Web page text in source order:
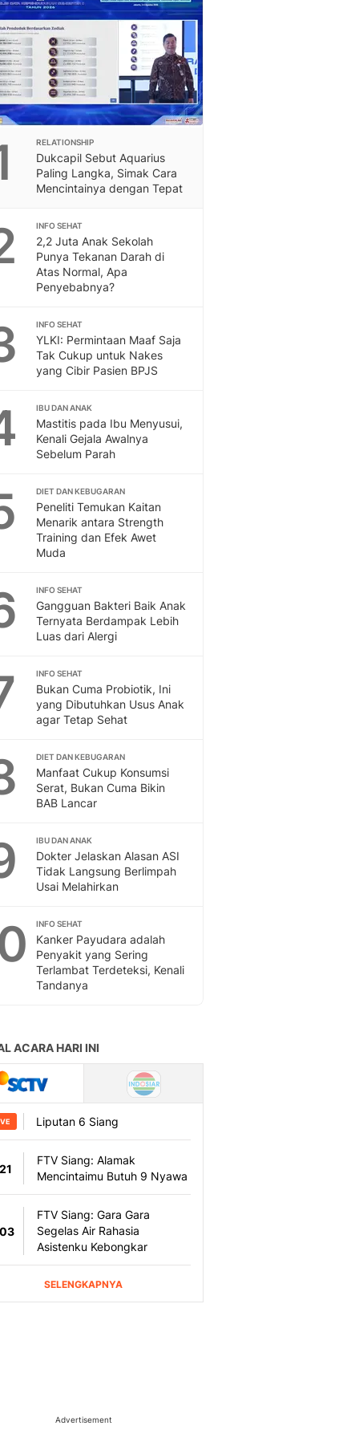
RELATIONSHIP
Dukcapil Sebut Aquarius
Paling Langka, Simak Cara
Mencintainya dengan Tepat
INFO SEHAT
2,2 Juta Anak Sekolah
Punya Tekanan Darah di
Atas Normal, Apa
Penyebabnya?
INFO SEHAT
YLKI: Permintaan Maaf Saja
Tak Cukup untuk Nakes
yang Cibir Pasien BPJS
IBU DAN ANAK
Mastitis pada Ibu Menyusui,
Kenali Gejala Awalnya
Sebelum Parah
DIET DAN KEBUGARAN
Peneliti Temukan Kaitan
Menarik antara Strength
Training dan Efek Awet
Muda
INFO SEHAT
Gangguan Bakteri Baik Anak
Ternyata Berdampak Lebih
Luas dari Alergi
INFO SEHAT
Bukan Cuma Probiotik, Ini
yang Dibutuhkan Usus Anak
agar Tetap Sehat
DIET DAN KEBUGARAN
Manfaat Cukup Konsumsi
Serat, Bukan Cuma Bikin
BAB Lancar
IBU DAN ANAK
Dokter Jelaskan Alasan ASI
Tidak Langsung Berlimpah
Usai Melahirkan
INFO SEHAT
Kanker Payudara adalah
Penyakit yang Sering
Terlambat Terdeteksi, Kenali
Tandanya
Advertisement